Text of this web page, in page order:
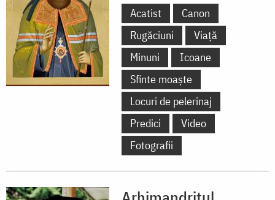
Acatist
Canon
Rugăciuni
Viață
Minuni
Icoane
Sfinte moaște
Locuri de pelerinaj
Predici
Video
Fotografii